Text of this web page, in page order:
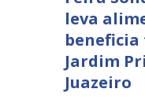
leva
Jardim
Juazeiro